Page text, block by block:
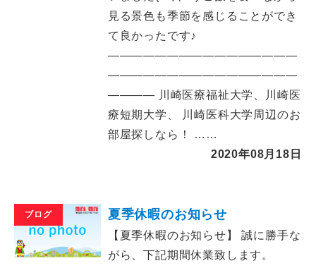
見る景色も季節を感じることができ
て良かったです♪
――――――――――――――――
――――――――――――――――
―――― 川崎医療福祉大学、川崎医
療短期大学、 川崎医科大学周辺のお
部屋探しなら！ ……
2020年08月18日
ブログ 夏季休暇のお知らせ
【夏季休暇のお知らせ】 誠に勝手な
がら、下記期間休業致します。